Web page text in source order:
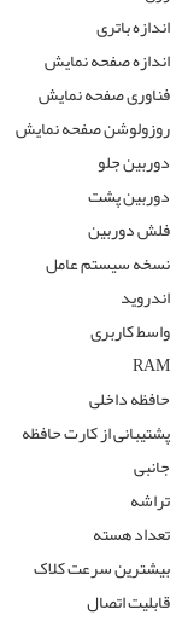
اندازه باتری
اندازه صفحه نمایش
فناوری صفحه نمایش
روزولوشن صفحه نمایش
دوربین جلو
دوربین پشت
فلش دوربین
نسخه سیستم عامل
اندروید
واسط کاربری
RAM
حافظه داخلی
پشتیبانی از کارت حافظه
جانبی
تراشه
تعداد هسته
بیشترین سرعت کلاک
قابلیت اتصال